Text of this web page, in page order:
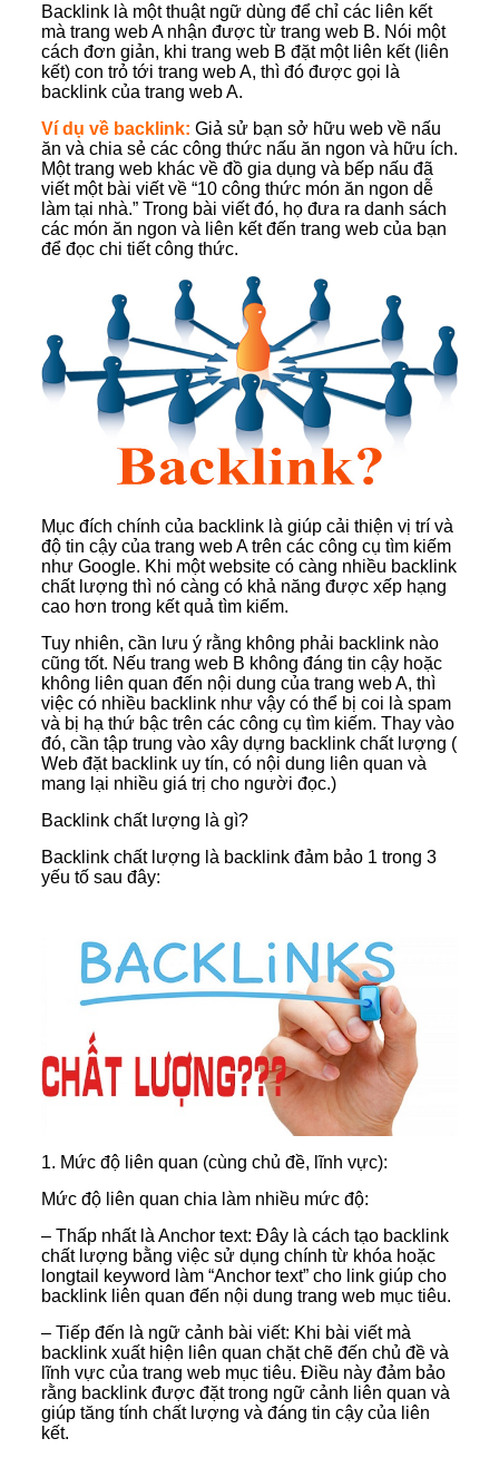
Backlink là một thuật ngữ dùng để chỉ các liên kết
mà trang web A nhận được từ trang web B. Nói một
cách đơn giản, khi trang web B đặt một liên kết (liên
kết) con trỏ tới trang web A, thì đó được gọi là
backlink của trang web A.
Ví dụ về backlink: Giả sử bạn sở hữu web về nấu
ăn và chia sẻ các công thức nấu ăn ngon và hữu ích.
Một trang web khác về đồ gia dụng và bếp nấu đã
viết một bài viết về “10 công thức món ăn ngon dễ
làm tại nhà.” Trong bài viết đó, họ đưa ra danh sách
các món ăn ngon và liên kết đến trang web của bạn
để đọc chi tiết công thức.
Mục đích chính của backlink là giúp cải thiện vị trí và
độ tin cậy của trang web A trên các công cụ tìm kiếm
như Google. Khi một website có càng nhiều backlink
chất lượng thì nó càng có khả năng được xếp hạng
cao hơn trong kết quả tìm kiếm.
Tuy nhiên, cần lưu ý rằng không phải backlink nào
cũng tốt. Nếu trang web B không đáng tin cậy hoặc
không liên quan đến nội dung của trang web A, thì
việc có nhiều backlink như vậy có thể bị coi là spam
và bị hạ thứ bậc trên các công cụ tìm kiếm. Thay vào
đó, cần tập trung vào xây dựng backlink chất lượng (
Web đặt backlink uy tín, có nội dung liên quan và
mang lại nhiều giá trị cho người đọc.)
Backlink chất lượng là gì?
Backlink chất lượng là backlink đảm bảo 1 trong 3
yếu tố sau đây:
1. Mức độ liên quan (cùng chủ đề, lĩnh vực):
Mức độ liên quan chia làm nhiều mức độ:
– Thấp nhất là Anchor text: Đây là cách tạo backlink
chất lượng bằng việc sử dụng chính từ khóa hoặc
longtail keyword làm “Anchor text” cho link giúp cho
backlink liên quan đến nội dung trang web mục tiêu.
– Tiếp đến là ngữ cảnh bài viết: Khi bài viết mà
backlink xuất hiện liên quan chặt chẽ đến chủ đề và
lĩnh vực của trang web mục tiêu. Điều này đảm bảo
rằng backlink được đặt trong ngữ cảnh liên quan và
giúp tăng tính chất lượng và đáng tin cậy của liên
kết.